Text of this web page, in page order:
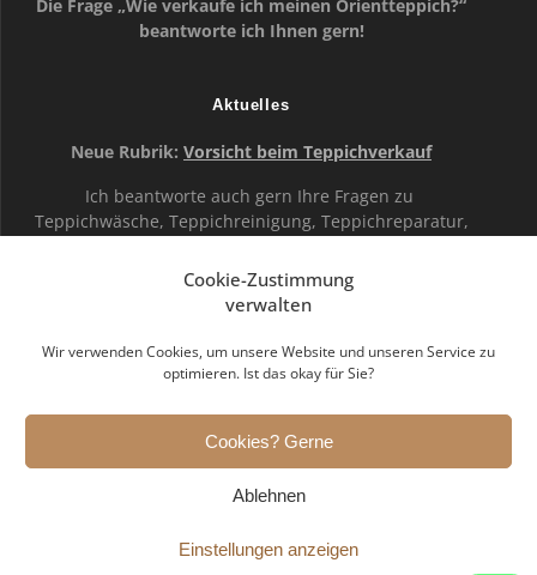
Cookie-Zustimmung
verwalten
Wir verwenden Cookies, um unsere Website und unseren Service zu
optimieren. Ist das okay für Sie?
Cookies? Gerne
Ablehnen
Einstellungen anzeigen
Die Frage „Wie verkaufe ich meinen Orientteppich?“
beantworte ich Ihnen gern!
Aktuelles
Neue Rubrik: Vorsicht beim Teppichverkauf
Ich beantworte auch gern Ihre Fragen zu
Teppichwäsche, Teppichreinigung, Teppichreparatur,
Teppichbodenreinigung, Fransenbefestigung …
Rezensionen bei Google
Ankauf antiker Teppiche,
Restauration und Pflege
deutschlandweit und in den angrenzenden Ländern.
DesignByKlein